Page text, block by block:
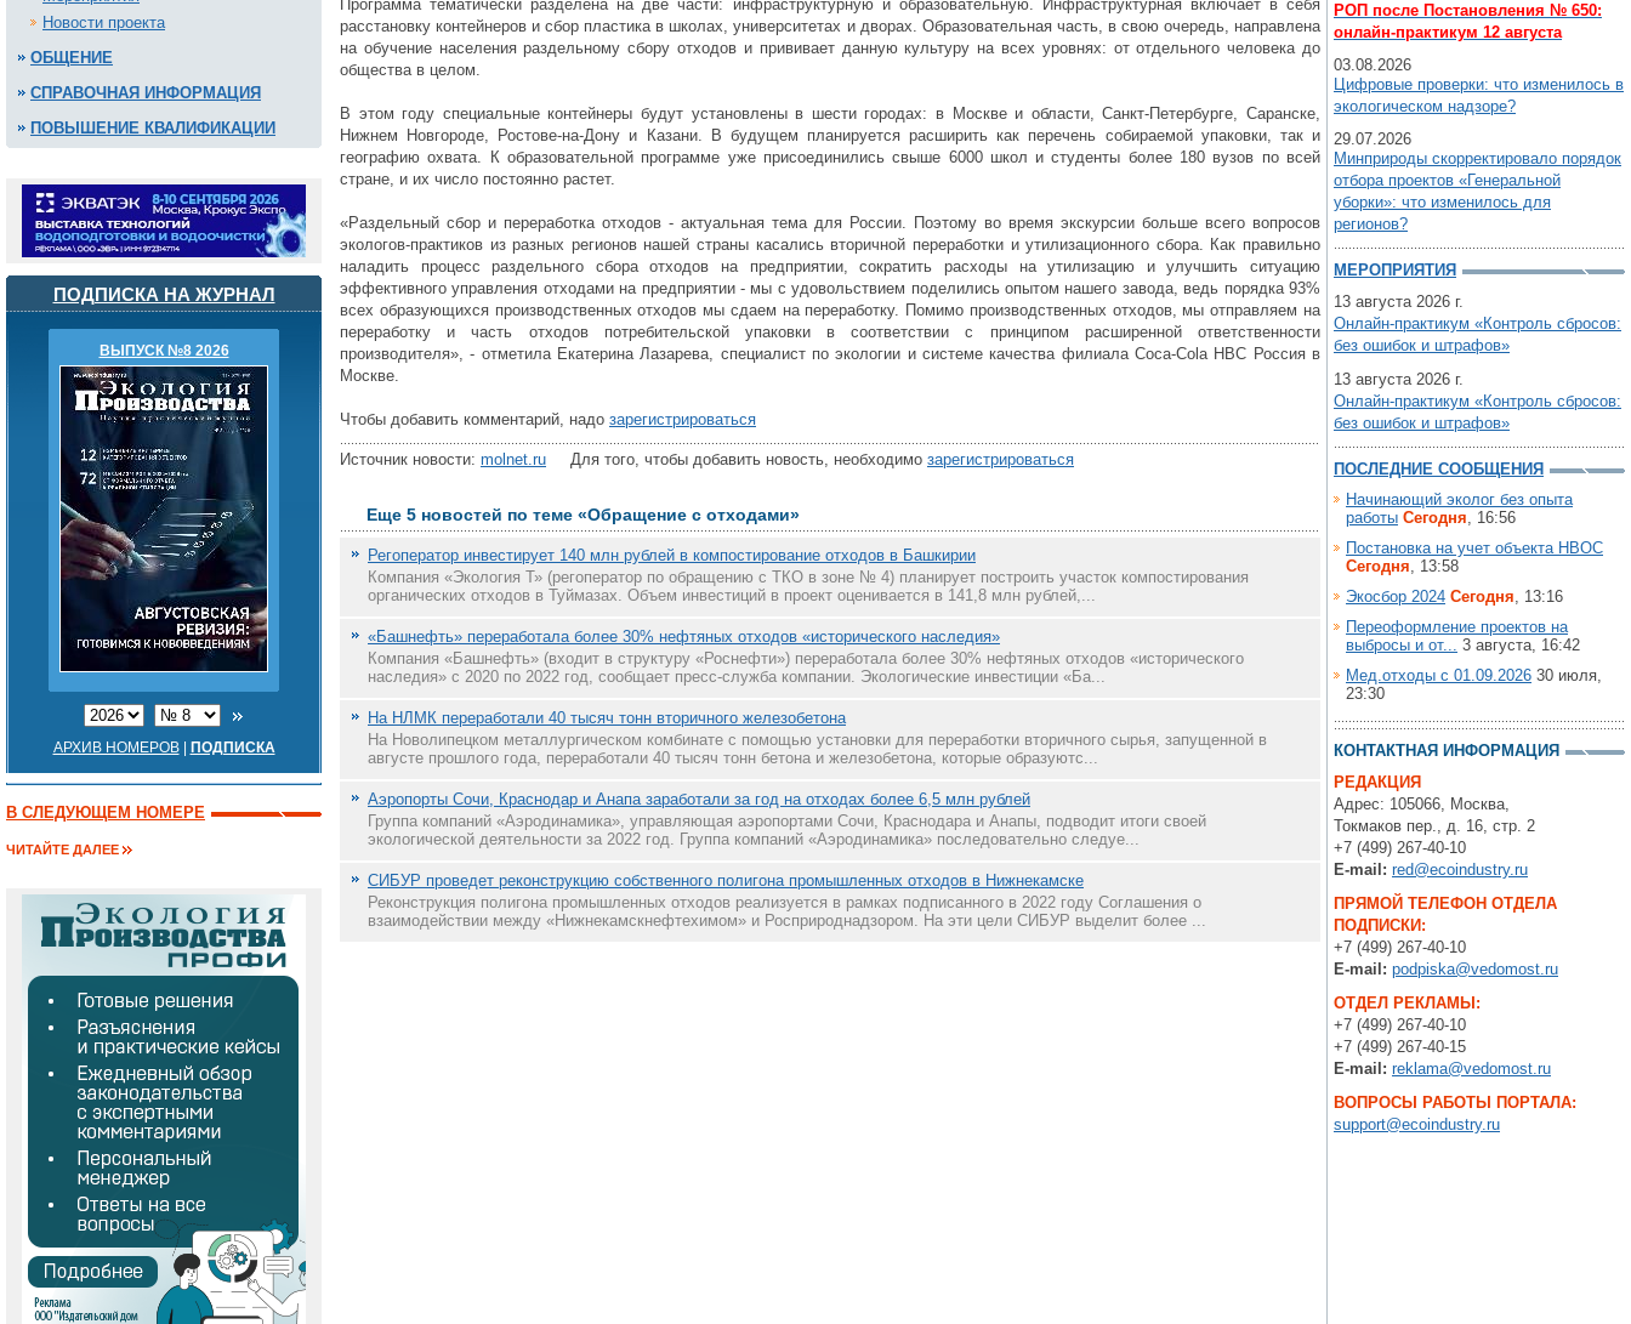
Новости проекта
ОБЩЕНИЕ
СПРАВОЧНАЯ ИНФОРМАЦИЯ
ПОВЫШЕНИЕ КВАЛИФИКАЦИИ
ПОДПИСКА НА ЖУРНАЛ
ВЫПУСК №8 2026
АРХИВ НОМЕРОВ| ПОДПИСКА
В СЛЕДУЮЩЕМ НОМЕРЕ
ЧИТАЙТЕ ДАЛЕЕ
Программа тематически разделена на две части: инфраструктурную и образовательную. Инфраструктурная включает в себя
расстановку контейнеров и сбор пластика в школах, университетах и дворах. Образовательная часть, в свою очередь, направлена
на обучение населения раздельному сбору отходов и прививает данную культуру на всех уровнях: от отдельного человека до
общества в целом.
В этом году специальные контейнеры будут установлены в шести городах: в Москве и области, Санкт-Петербурге, Саранске,
Нижнем Новгороде, Ростове-на-Дону и Казани. В будущем планируется расширить как перечень собираемой упаковки, так и
географию охвата. К образовательной программе уже присоединились свыше 6000 школ и студенты более 180 вузов по всей
стране, и их число постоянно растет.
«Раздельный сбор и переработка отходов - актуальная тема для России. Поэтому во время экскурсии больше всего вопросов
экологов-практиков из разных регионов нашей страны касались вторичной переработки и утилизационного сбора. Как правильно
наладить процесс раздельного сбора отходов на предприятии, сократить расходы на утилизацию и улучшить ситуацию
эффективного управления отходами на предприятии - мы с удовольствием поделились опытом нашего завода, ведь порядка 93%
всех образующихся производственных отходов мы сдаем на переработку. Помимо производственных отходов, мы отправляем на
переработку и часть отходов потребительской упаковки в соответствии с принципом расширенной ответственности
производителя», - отметила Екатерина Лазарева, специалист по экологии и системе качества филиала Coca-Cola HBC Россия в
Москве.
Чтобы добавить комментарий, надо зарегистрироваться
Источник новости: molnet.ru Для того, чтобы добавить новость, необходимо зарегистрироваться
Еще 5 новостей по теме «Обращение с отходами»
Регоператор инвестирует 140 млн рублей в компостирование отходов в Башкирии
Компания «Экология Т» (регоператор по обращению с ТКО в зоне № 4) планирует построить участок компостирования
органических отходов в Туймазах. Объем инвестиций в проект оценивается в 141,8 млн рублей,...
«Башнефть» переработала более 30% нефтяных отходов «исторического наследия»
Компания «Башнефть» (входит в структуру «Роснефти») переработала более 30% нефтяных отходов «исторического
наследия» с 2020 по 2022 год, сообщает пресс-служба компании. Экологические инвестиции «Ба...
На НЛМК переработали 40 тысяч тонн вторичного железобетона
На Новолипецком металлургическом комбинате с помощью установки для переработки вторичного сырья, запущенной в
августе прошлого года, переработали 40 тысяч тонн бетона и железобетона, которые образуютс...
Аэропорты Сочи, Краснодар и Анапа заработали за год на отходах более 6,5 млн рублей
Группа компаний «Аэродинамика», управляющая аэропортами Сочи, Краснодара и Анапы, подводит итоги своей
экологической деятельности за 2022 год. Группа компаний «Аэродинамика» последовательно следуе...
СИБУР проведет реконструкцию собственного полигона промышленных отходов в Нижнекамске
Реконструкция полигона промышленных отходов реализуется в рамках подписанного в 2022 году Соглашения о
взаимодействии между «Нижнекамскнефтехимом» и Росприроднадзором. На эти цели СИБУР выделит более ...
РОП после Постановления № 650:
онлайн-практикум 12 августа
03.08.2026
Цифровые проверки: что изменилось в
экологическом надзоре?
29.07.2026
Минприроды скорректировало порядок
отбора проектов «Генеральной
уборки»: что изменилось для
регионов?
МЕРОПРИЯТИЯ
13 августа 2026 г.
Онлайн-практикум «Контроль сбросов:
без ошибок и штрафов»
13 августа 2026 г.
Онлайн-практикум «Контроль сбросов:
без ошибок и штрафов»
ПОСЛЕДНИЕ СООБЩЕНИЯ
Начинающий эколог без опыта
работы Сегодня, 16:56
Постановка на учет объекта НВОС
Сегодня, 13:58
Экосбор 2024 Сегодня, 13:16
Переоформление проектов на
выбросы и от... 3 августа, 16:42
Мед.отходы с 01.09.2026 30 июля,
23:30
КОНТАКТНАЯ ИНФОРМАЦИЯ
РЕДАКЦИЯ
Адрес: 105066, Москва,
Токмаков пер., д. 16, стр. 2
+7 (499) 267-40-10
E-mail: red@ecoindustry.ru
ПРЯМОЙ ТЕЛЕФОН ОТДЕЛА
ПОДПИСКИ:
+7 (499) 267-40-10
E-mail: podpiska@vedomost.ru
ОТДЕЛ РЕКЛАМЫ:
+7 (499) 267-40-10
+7 (499) 267-40-15
E-mail: reklama@vedomost.ru
ВОПРОСЫ РАБОТЫ ПОРТАЛА:
support@ecoindustry.ru